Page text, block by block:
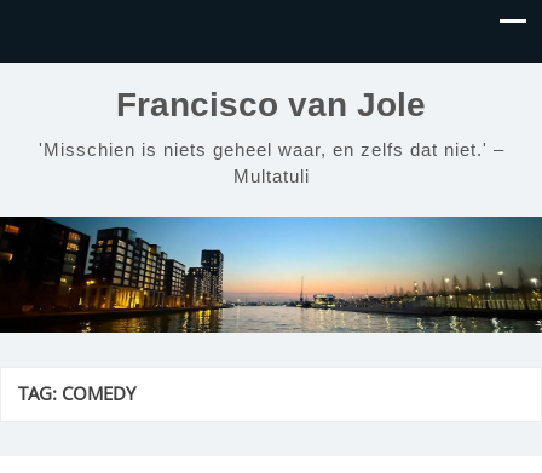
Francisco van Jole
'Misschien is niets geheel waar, en zelfs dat niet.' –
Multatuli
TAG: COMEDY